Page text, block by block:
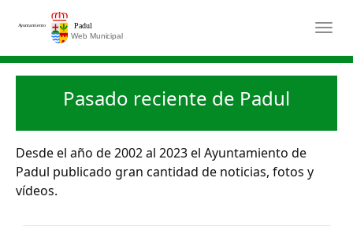
Saltar al contenido principal
Pasado reciente de Padul
Desde el año de 2002 al 2023 el Ayuntamiento de
Padul publicado gran cantidad de noticias, fotos y
vídeos.